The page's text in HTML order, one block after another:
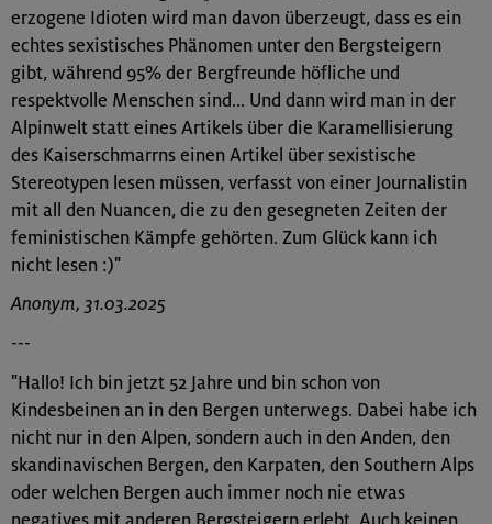
erzogene Idioten wird man davon überzeugt, dass es ein
echtes sexistisches Phänomen unter den Bergsteigern
gibt, während 95% der Bergfreunde höfliche und
respektvolle Menschen sind... Und dann wird man in der
Alpinwelt statt eines Artikels über die Karamellisierung
des Kaiserschmarrns einen Artikel über sexistische
Stereotypen lesen müssen, verfasst von einer Journalistin
mit all den Nuancen, die zu den gesegneten Zeiten der
feministischen Kämpfe gehörten. Zum Glück kann ich
nicht lesen :)"
Anonym, 31.03.2025
---
"Hallo! Ich bin jetzt 52 Jahre und bin schon von
Kindesbeinen an in den Bergen unterwegs. Dabei habe ich
nicht nur in den Alpen, sondern auch in den Anden, den
skandinavischen Bergen, den Karpaten, den Southern Alps
oder welchen Bergen auch immer noch nie etwas